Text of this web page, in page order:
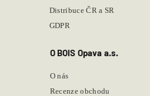
Distribuce ČR a SR
GDPR
O BOIS Opava a.s.
O nás
Recenze obchodu